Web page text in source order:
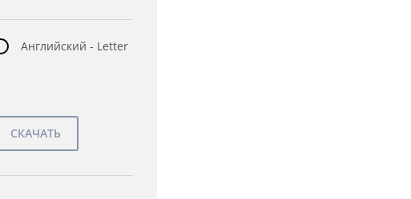
Английский - Letter